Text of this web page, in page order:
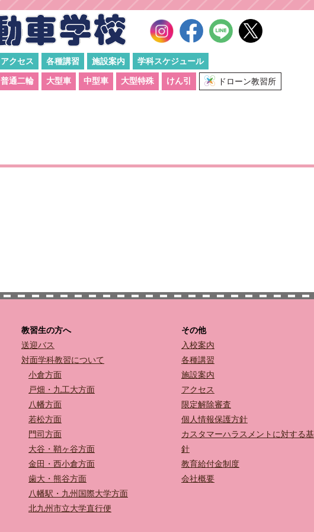
アクセス 各種講習 施設案内 学科スケジュール
普通二輪 大型車 中型車 大型特殊 けん引 ドローン教習所
教習生の方へ
送迎バス
対面学科教習について
小倉方面
戸畑・九工大方面
八幡方面
若松方面
門司方面
大谷・鞘ヶ谷方面
金田・西小倉方面
歯大・熊谷方面
八幡駅・九州国際大学方面
北九州市立大学直行便
その他
入校案内
各種講習
施設案内
アクセス
限定解除審査
個人情報保護方針
カスタマーハラスメントに対する
針
教育給付金制度
会社概要